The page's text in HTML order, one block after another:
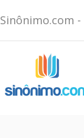
Sinônimo.com -